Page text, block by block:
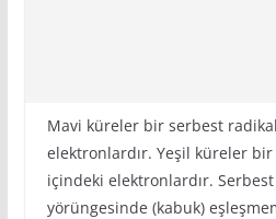
Mavi küreler bir serbest
elektronlardır. Yeşil küreler
içindeki elektronlardır.
yörüngesinde (kabuk)